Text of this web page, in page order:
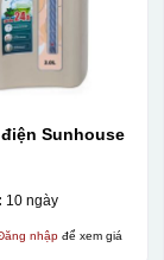
Sunhouse
10 ngày
nhậpđể xem giá